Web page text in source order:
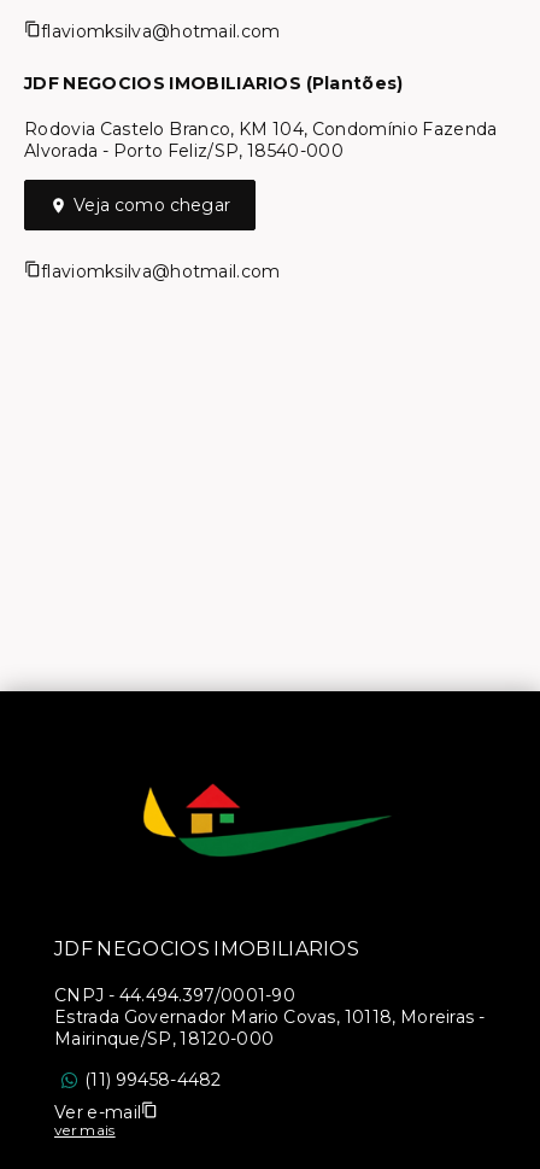
flaviomksilva@hotmail.com
JDF NEGOCIOS IMOBILIARIOS (Plantões)
Rodovia Castelo Branco, KM 104, Condomínio Fazenda
Alvorada - Porto Feliz/SP, 18540-000
Veja como chegar
flaviomksilva@hotmail.com
JDF NEGOCIOS IMOBILIARIOS
CNPJ - 44.494.397/0001-90
Estrada Governador Mario Covas, 10118, Moreiras -
Mairinque/SP, 18120-000
(11) 99458-4482
Ver e-mail
ver mais